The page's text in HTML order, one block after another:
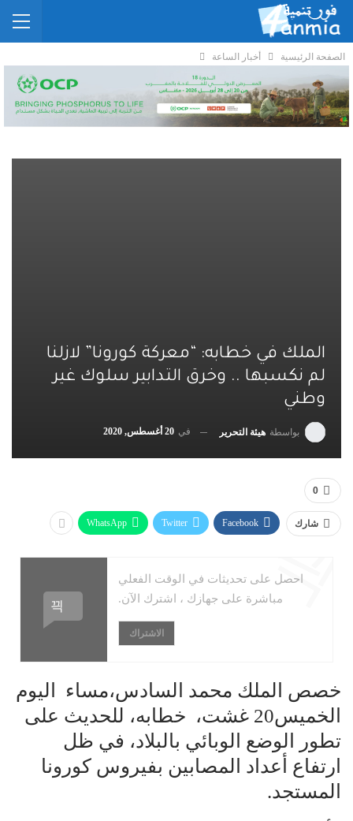
الصفحة الرئيسية أخبار الساعة
الملك في خطابه: “معركة كورونا” لازلنا
لم نكسبها .. وخرق التدابير سلوك غير
وطني
بواسطة هيئة التحرير في 20 أغسطس, 2020
0
شارك Facebook
Twitter
WhatsApp
احصل على تحديثات في الوقت الفعلي
مباشرة على جهازك ، اشترك الآن.
الاشتراك
خصص الملك محمد السادس،مساء اليوم
الخميس20 غشت، خطابه، للحديث على
تطور الوضع الوبائي بالبلاد، في ظل
ارتفاع أعداد المصابين بفيروس كورونا
المستجد.